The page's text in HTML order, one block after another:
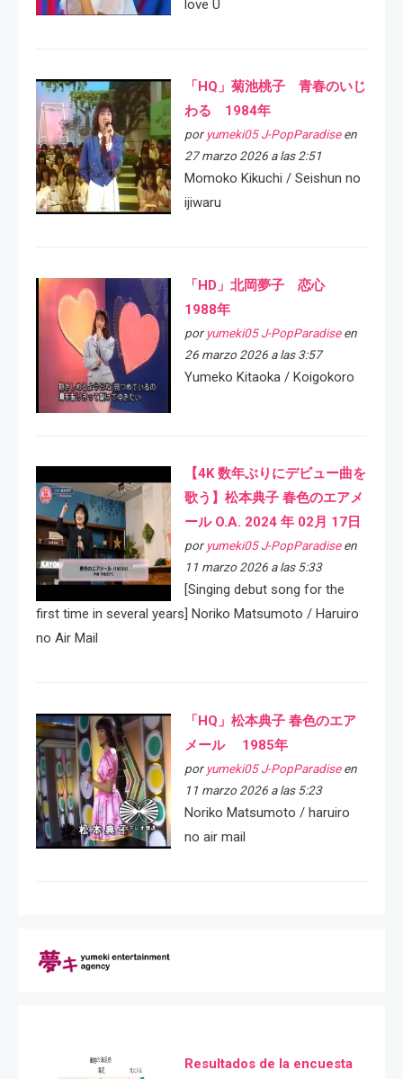
love U
「HQ」菊池桃子 青春のいじ
わる 1984年
por yumeki05 J-PopParadiseen
27 marzo 2026 a las 2:51
Momoko Kikuchi / Seishun no
ijiwaru
「HD」北岡夢子 恋心
1988年
por yumeki05 J-PopParadiseen
26 marzo 2026 a las 3:57
Yumeko Kitaoka / Koigokoro
【4K 数年ぶりにデビュー曲を
歌う】松本典子 春色のエアメ
ール O.A. 2024 年 02月 17日
por yumeki05 J-PopParadiseen
11 marzo 2026 a las 5:33
[Singing debut song for the
first time in several years] Noriko Matsumoto / Haruiro
no Air Mail
「HQ」松本典子 春色のエア
メール 1985年
por yumeki05 J-PopParadiseen
11 marzo 2026 a las 5:23
Noriko Matsumoto / haruiro
no air mail
Resultados de la encuesta